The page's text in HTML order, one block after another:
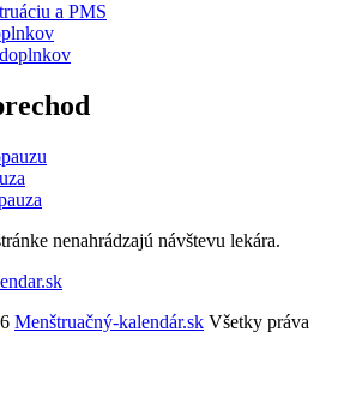
a PMS
nenahrádzajú návštevu lekára.
Menštruačný-kalendár.sk Všetky práva